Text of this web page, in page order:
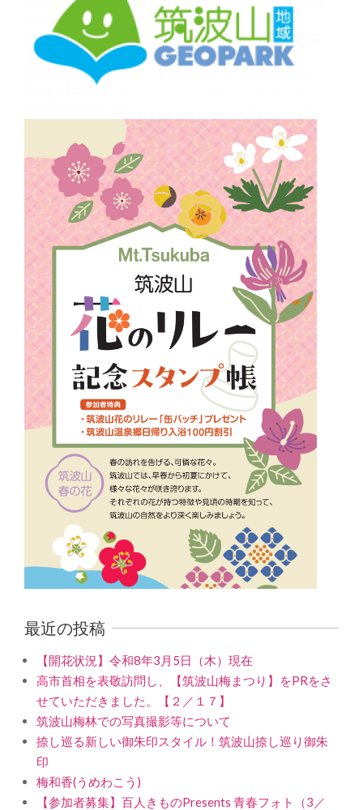
最近の投稿
【開花状況】令和8年3月5日（木）現在
高市首相を表敬訪問し、【筑波山梅まつり】をPRをさ
せていただきました。【２／１７】
筑波山梅林での写真撮影等について
捺し巡る新しい御朱印スタイル！筑波山捺し巡り御朱
印
梅和香(うめわこう)
【参加者募集】百人きものPresents 青春フォト（3／